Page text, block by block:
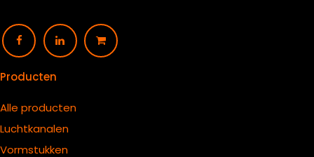
Producten
Alle producten
Luchtkanalen
Vormstukken